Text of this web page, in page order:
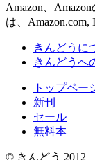
Amazon、
は、
きんどうに
きんどうへ
トップペー
新刊
セール
無料本
© きんどう 2012